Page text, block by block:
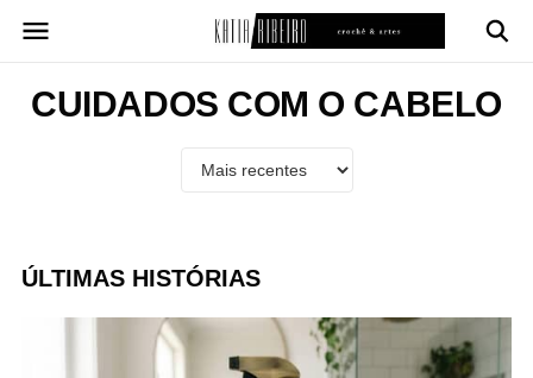
para
conteúdo
CUIDADOS COM O CABELO
ÚLTIMAS HISTÓRIAS